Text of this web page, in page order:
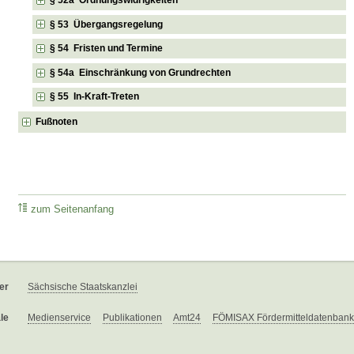
§ 53 Übergangsregelung
§ 54 Fristen und Termine
§ 54a Einschränkung von Grundrechten
§ 55 In-Kraft-Treten
Fußnoten
zum Seitenanfang
Sächsische Staatskanzlei
Medienservice Publikationen Amt24 FÖMISAX Fördermitteldatenbank